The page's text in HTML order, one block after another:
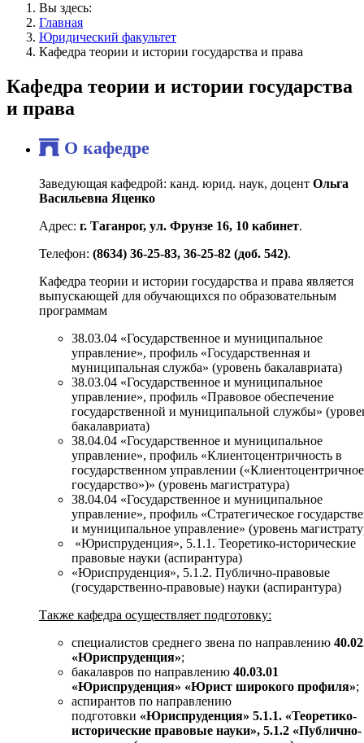
Вы здесь:
Главная
Юридический факультет
Кафедра теории и истории государства и права
Кафедра теории и истории государства
и права
О кафедре
Заведующая кафедрой: канд. юрид. наук, доцент Ольга
Васильевна Яценко
Адрес: г. Таганрог, ул. Фрунзе 16, 10 кабинет.
Телефон: (8634) 36-25-83, 36-25-82 (доб. 542).
Кафедра теории и истории государства и права является
выпускающей для обучающихся по образовательным
программам
38.03.04 «Государственное и муниципальное
управление», профиль «Государственная и
муниципальная служба» (уровень бакалавриата)
38.03.04 «Государственное и муниципальное
управление», профиль «Правовое обеспечение
государственной и муниципальной службы»
бакалавриата)
38.04.04 «Государственное и муниципальное
управление», профиль «Клиентоцентричность в
государственном управлении («Клиентоцентричное
государство»)» (уровень магистратура)
38.04.04 «Государственное и муниципальное
управление», профиль «Стратегическое
и муниципальное управление» (уровень
«Юриспруденция», 5.1.1. Теоретико-исторические
правовые науки (аспирантура)
«Юриспруденция», 5.1.2. Публично-правовые
(государственно-правовые) науки (аспирантура)
Также кафедра осуществляет подготовку:
специалистов среднего звена по направлению
«Юриспруденция»;
бакалавров по направлению 40.03.01
«Юриспруденция» «Юрист широкого профиля»;
аспирантов по направлению
подготовки «Юриспруденция» 5.1.1. «Теоретико-
исторические правовые науки», 5.1.2 «Публично-